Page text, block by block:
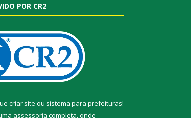
POR CR2
criar site ou sistema para prefeituras!
assessoria completa, onde